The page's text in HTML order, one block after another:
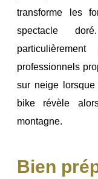
transforme les
spectacle
particulièrement
professionnels
sur neige
bike révèle
montagne.
Bien